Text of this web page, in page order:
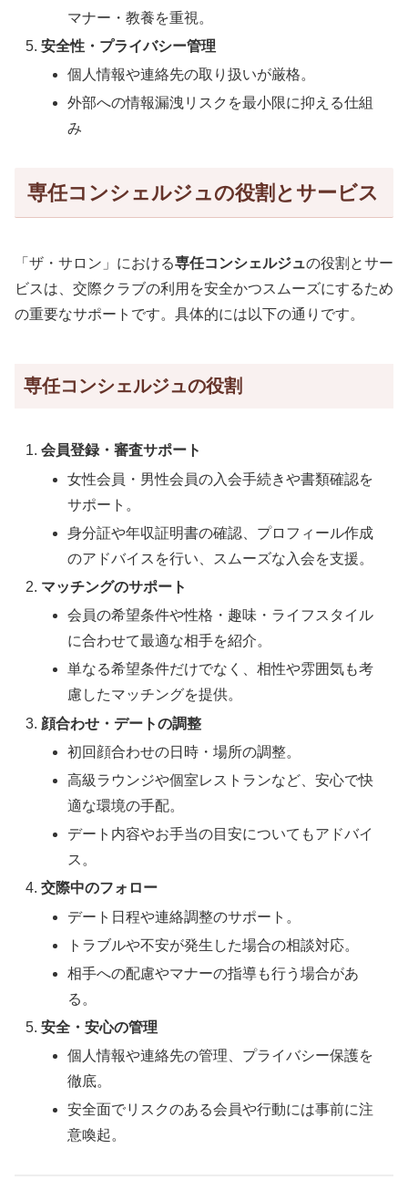
マナー・教養を重視。
安全性・プライバシー管理
個人情報や連絡先の取り扱いが厳格。
外部への情報漏洩リスクを最小限に抑える仕組
み
専任コンシェルジュの役割とサービス
「ザ・サロン」における専任コンシェルジュの役割とサー
ビスは、交際クラブの利用を安全かつスムーズにするため
の重要なサポートです。具体的には以下の通りです。
専任コンシェルジュの役割
会員登録・審査サポート
女性会員・男性会員の入会手続きや書類確認を
サポート。
身分証や年収証明書の確認、プロフィール作成
のアドバイスを行い、スムーズな入会を支援。
マッチングのサポート
会員の希望条件や性格・趣味・ライフスタイル
に合わせて最適な相手を紹介。
単なる希望条件だけでなく、相性や雰囲気も考
慮したマッチングを提供。
顔合わせ・デートの調整
初回顔合わせの日時・場所の調整。
高級ラウンジや個室レストランなど、安心で快
適な環境の手配。
デート内容やお手当の目安についてもアドバイ
ス。
交際中のフォロー
デート日程や連絡調整のサポート。
トラブルや不安が発生した場合の相談対応。
相手への配慮やマナーの指導も行う場合があ
る。
安全・安心の管理
個人情報や連絡先の管理、プライバシー保護を
徹底。
安全面でリスクのある会員や行動には事前に注
意喚起。